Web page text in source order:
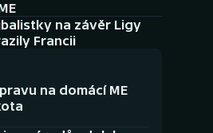
na závěr Ligy
Francii
na domácí ME